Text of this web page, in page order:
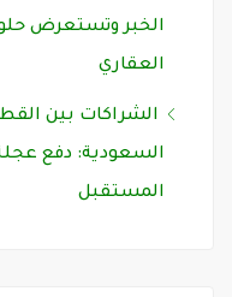
الخبر وتستعرض
العقاري
الشراكات بين
السعودية: دفع
المستقبل